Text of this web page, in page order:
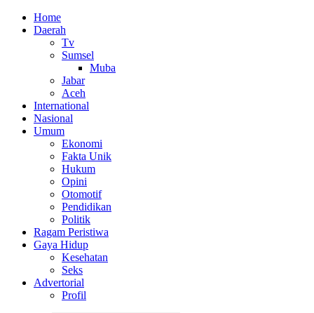
Home
Daerah
Tv
Sumsel
Muba
Jabar
Aceh
International
Nasional
Umum
Ekonomi
Fakta Unik
Hukum
Opini
Otomotif
Pendidikan
Politik
Ragam Peristiwa
Gaya Hidup
Kesehatan
Seks
Advertorial
Profil